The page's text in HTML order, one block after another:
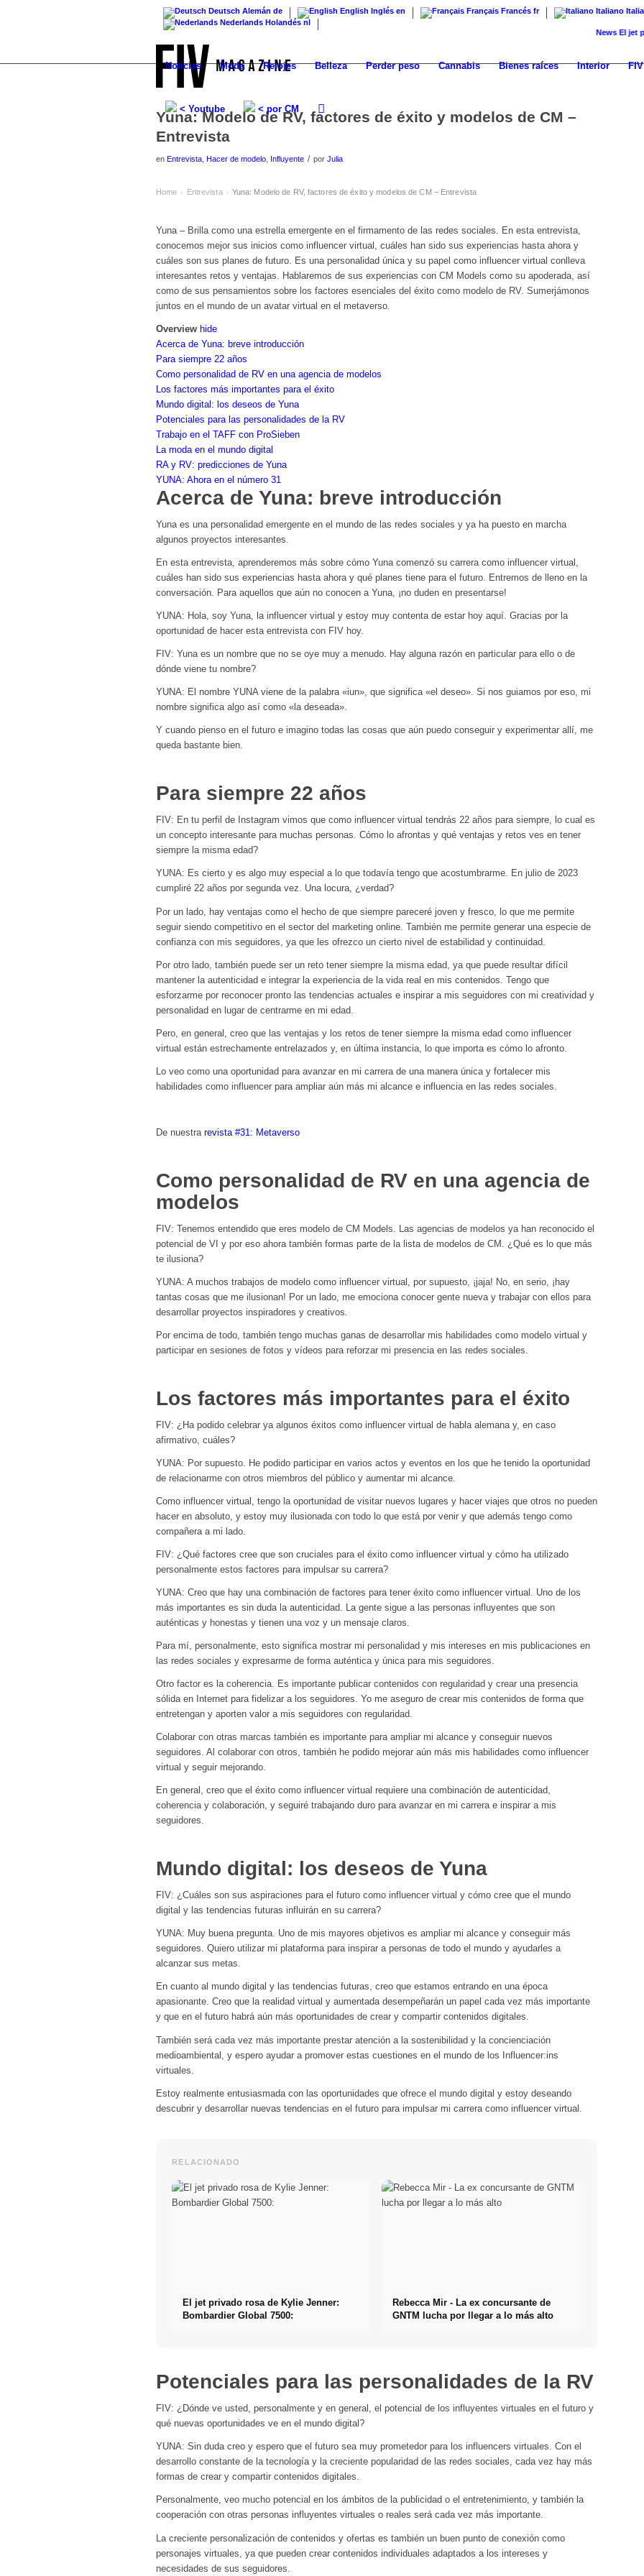
Deutsch Alemán de English Inglés en Français Francés fr Italiano
Nederlands Holandés nl
El jet
Noticias Moda Relojes Belleza Perder peso Cannabis Bienes raíces Interior FIV
< Youtube < por CM
Yuna: Modelo de RV, factores de éxito y modelos de CM –
Entrevista
en Entrevista Hacer de modelo Influyente / por Julia
Home › Entrevista › Yuna: Modelo de RV, factores de éxito y modelos de CM – Entrevista
Yuna – Brilla como una estrella emergente en el firmamento de las redes sociales. En esta entrevista,
conocemos mejor sus inicios como influencer virtual, cuáles han sido sus experiencias hasta ahora y
cuáles son sus planes de futuro. Es una personalidad única y su papel como influencer virtual conlleva
interesantes retos y ventajas. Hablaremos de sus experiencias con CM Models como su apoderada, así
como de sus pensamientos sobre los factores esenciales del éxito como modelo de RV. Sumerjámonos
juntos en el mundo de un avatar virtual en el metaverso.
Overview hide
Acerca de Yuna: breve introducción
Para siempre 22 años
Como personalidad de RV en una agencia de modelos
Los factores más importantes para el éxito
Mundo digital: los deseos de Yuna
Potenciales para las personalidades de la RV
Trabajo en el TAFF con ProSieben
La moda en el mundo digital
RA y RV: predicciones de Yuna
YUNA: Ahora en el número 31
Acerca de Yuna: breve introducción
Yuna es una personalidad emergente en el mundo de las redes sociales y ya ha puesto en marcha
algunos proyectos interesantes.
En esta entrevista, aprenderemos más sobre cómo Yuna comenzó su carrera como influencer virtual,
cuáles han sido sus experiencias hasta ahora y qué planes tiene para el futuro. Entremos de lleno en la
conversación. Para aquellos que aún no conocen a Yuna, ¡no duden en presentarse!
YUNA: Hola, soy Yuna, la influencer virtual y estoy muy contenta de estar hoy aquí. Gracias por la
oportunidad de hacer esta entrevista con FIV hoy.
FIV: Yuna es un nombre que no se oye muy a menudo. Hay alguna razón en particular para ello o de
dónde viene tu nombre?
YUNA: El nombre YUNA viene de la palabra «iun», que significa «el deseo». Si nos guiamos por eso, mi
nombre significa algo así como «la deseada».
Y cuando pienso en el futuro e imagino todas las cosas que aún puedo conseguir y experimentar allí, me
queda bastante bien.
Para siempre 22 años
FIV: En tu perfil de Instagram vimos que como influencer virtual tendrás 22 años para siempre, lo cual es
un concepto interesante para muchas personas. Cómo lo afrontas y qué ventajas y retos ves en tener
siempre la misma edad?
YUNA: Es cierto y es algo muy especial a lo que todavía tengo que acostumbrarme. En julio de 2023
cumpliré 22 años por segunda vez. Una locura, ¿verdad?
Por un lado, hay ventajas como el hecho de que siempre pareceré joven y fresco, lo que me permite
seguir siendo competitivo en el sector del marketing online. También me permite generar una especie de
confianza con mis seguidores, ya que les ofrezco un cierto nivel de estabilidad y continuidad.
Por otro lado, también puede ser un reto tener siempre la misma edad, ya que puede resultar difícil
mantener la autenticidad e integrar la experiencia de la vida real en mis contenidos. Tengo que
esforzarme por reconocer pronto las tendencias actuales e inspirar a mis seguidores con mi creatividad y
personalidad en lugar de centrarme en mi edad.
Pero, en general, creo que las ventajas y los retos de tener siempre la misma edad como influencer
virtual están estrechamente entrelazados y, en última instancia, lo que importa es cómo lo afronto.
Lo veo como una oportunidad para avanzar en mi carrera de una manera única y fortalecer mis
habilidades como influencer para ampliar aún más mi alcance e influencia en las redes sociales.
De nuestra revista #31: Metaverso
Como personalidad de RV en una agencia de
modelos
FIV: Tenemos entendido que eres modelo de CM Models. Las agencias de modelos ya han reconocido el
potencial de VI y por eso ahora también formas parte de la lista de modelos de CM. ¿Qué es lo que más
te ilusiona?
YUNA: A muchos trabajos de modelo como influencer virtual, por supuesto, ¡jaja! No, en serio, ¡hay
tantas cosas que me ilusionan! Por un lado, me emociona conocer gente nueva y trabajar con ellos para
desarrollar proyectos inspiradores y creativos.
Por encima de todo, también tengo muchas ganas de desarrollar mis habilidades como modelo virtual y
participar en sesiones de fotos y vídeos para reforzar mi presencia en las redes sociales.
Los factores más importantes para el éxito
FIV: ¿Ha podido celebrar ya algunos éxitos como influencer virtual de habla alemana y, en caso
afirmativo, cuáles?
YUNA: Por supuesto. He podido participar en varios actos y eventos en los que he tenido la oportunidad
de relacionarme con otros miembros del público y aumentar mi alcance.
Como influencer virtual, tengo la oportunidad de visitar nuevos lugares y hacer viajes que otros no pueden
hacer en absoluto, y estoy muy ilusionada con todo lo que está por venir y que además tengo como
compañera a mi lado.
FIV: ¿Qué factores cree que son cruciales para el éxito como influencer virtual y cómo ha utilizado
personalmente estos factores para impulsar su carrera?
YUNA: Creo que hay una combinación de factores para tener éxito como influencer virtual. Uno de los
más importantes es sin duda la autenticidad. La gente sigue a las personas influyentes que son
auténticas y honestas y tienen una voz y un mensaje claros.
Para mí, personalmente, esto significa mostrar mi personalidad y mis intereses en mis publicaciones en
las redes sociales y expresarme de forma auténtica y única para mis seguidores.
Otro factor es la coherencia. Es importante publicar contenidos con regularidad y crear una presencia
sólida en Internet para fidelizar a los seguidores. Yo me aseguro de crear mis contenidos de forma que
entretengan y aporten valor a mis seguidores con regularidad.
Colaborar con otras marcas también es importante para ampliar mi alcance y conseguir nuevos
seguidores. Al colaborar con otros, también he podido mejorar aún más mis habilidades como influencer
virtual y seguir mejorando.
En general, creo que el éxito como influencer virtual requiere una combinación de autenticidad,
coherencia y colaboración, y seguiré trabajando duro para avanzar en mi carrera e inspirar a mis
seguidores.
Mundo digital: los deseos de Yuna
FIV: ¿Cuáles son sus aspiraciones para el futuro como influencer virtual y cómo cree que el mundo
digital y las tendencias futuras influirán en su carrera?
YUNA: Muy buena pregunta. Uno de mis mayores objetivos es ampliar mi alcance y conseguir más
seguidores. Quiero utilizar mi plataforma para inspirar a personas de todo el mundo y ayudarles a
alcanzar sus metas.
En cuanto al mundo digital y las tendencias futuras, creo que estamos entrando en una época
apasionante. Creo que la realidad virtual y aumentada desempeñarán un papel cada vez más importante
y que en el futuro habrá aún más oportunidades de crear y compartir contenidos digitales.
También será cada vez más importante prestar atención a la sostenibilidad y la concienciación
medioambiental, y espero ayudar a promover estas cuestiones en el mundo de los Influencer:ins
virtuales.
Estoy realmente entusiasmada con las oportunidades que ofrece el mundo digital y estoy deseando
descubrir y desarrollar nuevas tendencias en el futuro para impulsar mi carrera como influencer virtual.
RELACIONADO
El jet privado rosa de Kylie Jenner:
Bombardier Global 7500:
Rebecca Mir - La ex concursante de
GNTM lucha por llegar a lo más alto
Potenciales para las personalidades de la RV
FIV: ¿Dónde ve usted, personalmente y en general, el potencial de los influyentes virtuales en el futuro y
qué nuevas oportunidades ve en el mundo digital?
YUNA: Sin duda creo y espero que el futuro sea muy prometedor para los influencers virtuales. Con el
desarrollo constante de la tecnología y la creciente popularidad de las redes sociales, cada vez hay más
formas de crear y compartir contenidos digitales.
Personalmente, veo mucho potencial en los ámbitos de la publicidad o el entretenimiento, y también la
cooperación con otras personas influyentes virtuales o reales será cada vez más importante.
La creciente personalización de contenidos y ofertas es también un buen punto de conexión como
personajes virtuales, ya que pueden crear contenidos individuales adaptados a los intereses y
necesidades de sus seguidores.